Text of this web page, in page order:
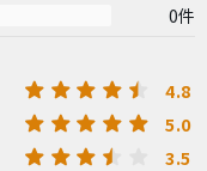
0件
4.8
5.0
3.5